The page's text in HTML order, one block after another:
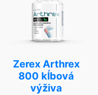
Zerex Arthrex
800 kĺbová
výživa